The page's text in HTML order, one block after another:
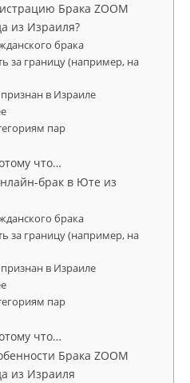
Брака ZOOM
из Израиля?
брака
за границу (например, на
в Израиле
пар
что…
брак в Юте из
брака
за границу (например, на
в Израиле
пар
что…
Брака ZOOM
из Израиля